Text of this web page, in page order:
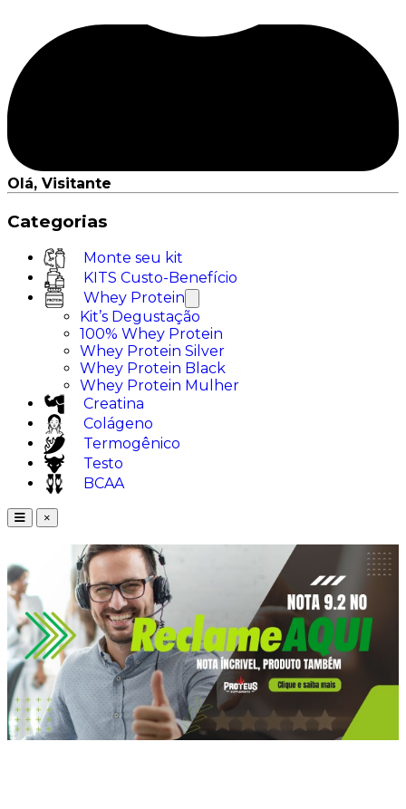
Olá, Visitante
Categorias
Monte seu kit
KITS Custo-Benefício
Whey Protein
Kit’s Degustação
100% Whey Protein
Whey Protein Silver
Whey Protein Black
Whey Protein Mulher
Creatina
Colágeno
Termogênico
Testo
BCAA
×